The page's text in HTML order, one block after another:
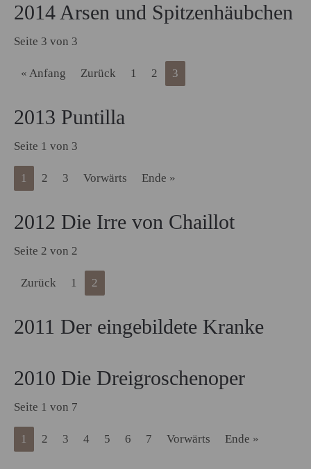
2014 Arsen und Spitzenhäubchen
Seite 3 von 3
« Anfang Zurück 1 2 3
2013 Puntilla
Seite 1 von 3
1 2 3 Vorwärts Ende »
2012 Die Irre von Chaillot
Seite 2 von 2
Zurück 1 2
2011 Der eingebildete Kranke
2010 Die Dreigroschenoper
Seite 1 von 7
1 2 3 4 5 6 7 Vorwärts Ende »